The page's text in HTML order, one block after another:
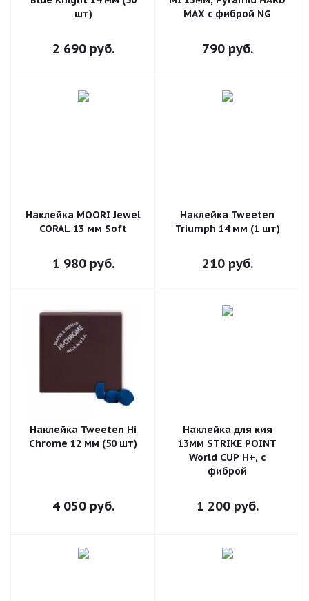
шт)
2 690руб.
MAX с фиброй NG
790руб.
Наклейка MOORI Jewel
CORAL 13 мм Soft
1 980руб.
Наклейка Tweeten
Triumph 14 мм (1 шт)
210руб.
Наклейка Tweeten Hi
Chrome 12 мм (50 шт)
4 050руб.
Наклейка для кия
13мм STRIKE POINT
World CUP H+, с
фиброй
1 200руб.